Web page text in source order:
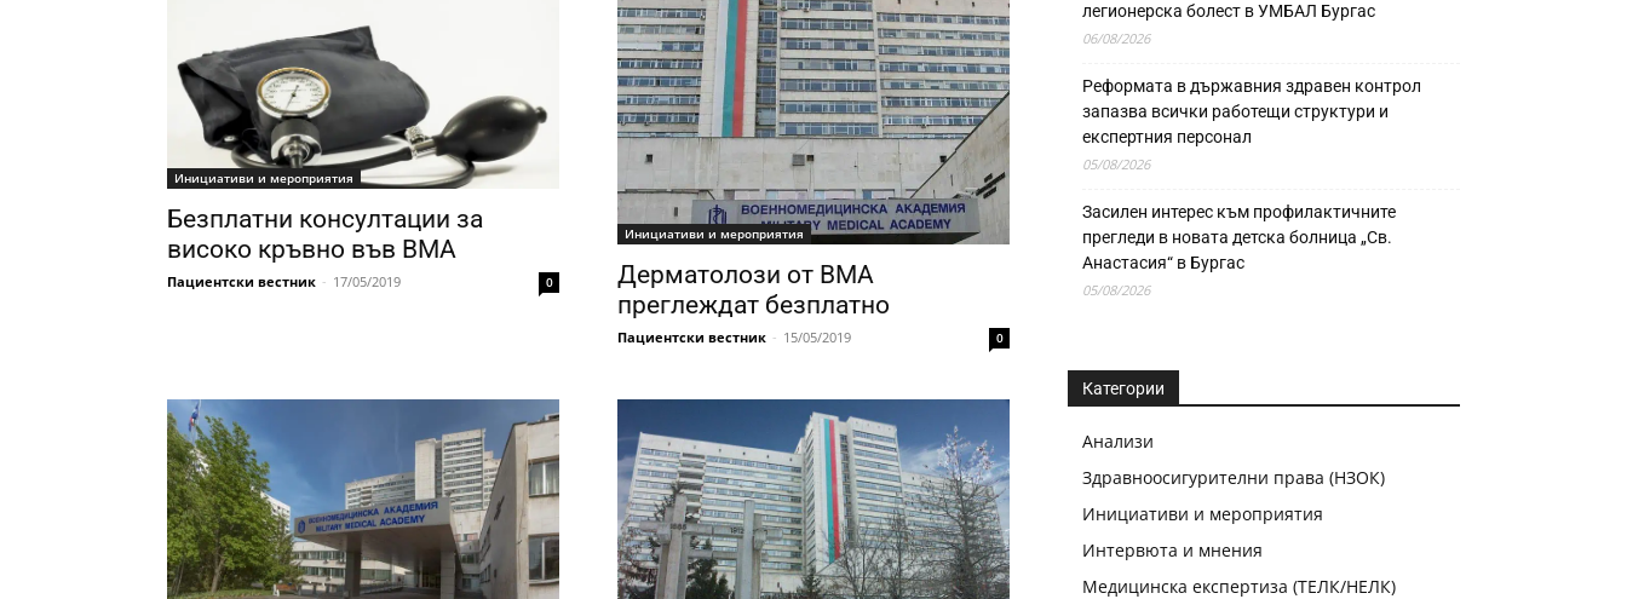
Инициативи и мероприятия
Безплатни консултации за
високо кръвно във ВМА
Пациентски вестник - 17/05/2019 0
Инициативи и мероприятия
Дерматолози от ВМА
преглеждат безплатно
Пациентски вестник - 15/05/2019 0
легионерска болест в УМБАЛ Бургас
06/08/2026
Реформата в държавния здравен контрол
запазва всички работещи структури и
експертния персонал
05/08/2026
Засилен интерес към профилактичните
прегледи в новата детска болница „Св.
Анастасия“ в Бургас
05/08/2026
Категории
Анализи
Здравноосигурителни права (НЗОК)
Инициативи и мероприятия
Интервюта и мнения
Медицинска експертиза (ТЕЛК/НЕЛК)